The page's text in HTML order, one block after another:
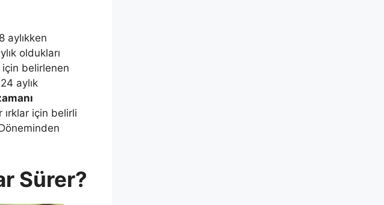
aylıkken
oldukları
için belirlenen
aylık
için belirli
Sürer?